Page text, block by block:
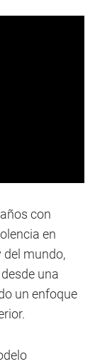
con
en
del mundo,
una
un enfoque